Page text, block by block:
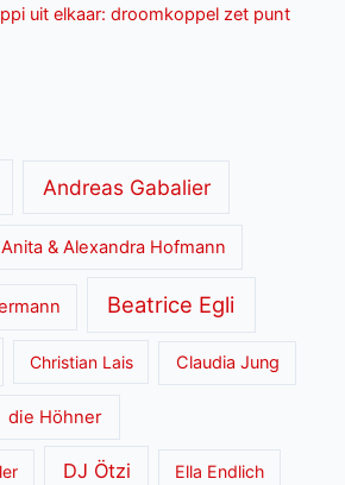
uit elkaar: droomkoppel zet punt
Andreas Gabalier
Anita & Alexandra Hofmann
Beatrice Egli
Christian Lais Claudia Jung
die Höhner
DJ Ötzi Ella Endlich